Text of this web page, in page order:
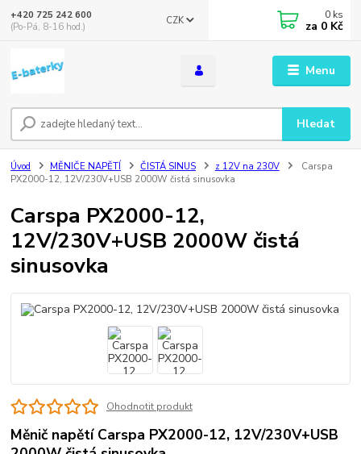
Menu
CZK
Hledat
+420 725 242 600
(Po-Pá, 8-16 hod.)
0 ks
za 0 Kč
Úvod MĚNIČE NAPĚTÍ ČISTÁ SINUS z 12V na 230V
Carspa
PX2000-12, 12V/230V+USB 2000W čistá sinusovka
Carspa PX2000-12,
12V/230V+USB 2000W čistá
sinusovka
Ohodnotit produkt
Měnič napětí Carspa PX2000-12, 12V/230V+USB